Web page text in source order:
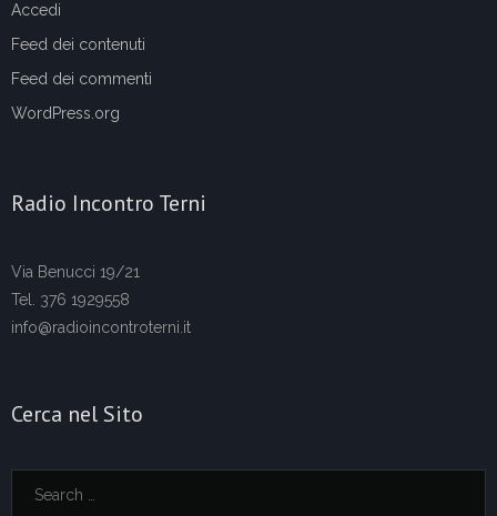
Accedi
Feed dei contenuti
Feed dei commenti
WordPress.org
Radio Incontro Terni
Via Benucci 19/21
Tel. 376 1929558
info@radioincontroterni.it
Cerca nel Sito